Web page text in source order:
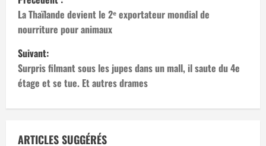
a
v
i
g
La Thaïlande devient le 2ᵉ exportateur mondial de
nourriture pour animaux
Suivant:
Surpris filmant sous les jupes dans un mall, il saute du 4e
étage et se tue. Et autres drames
ARTICLES SUGGÉRÉS